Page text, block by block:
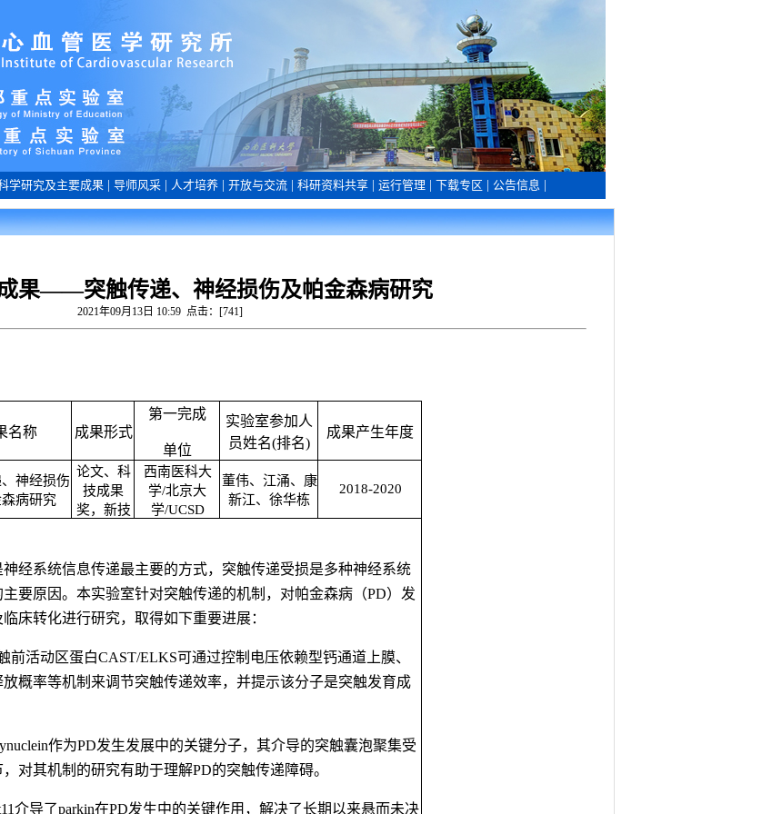
学研究及主要成果| 导师风采| 人才培养| 开放与交流| 科研资料共享| 运行管理| 下载专区 公告信息
果——突触传递、神经损伤及帕金森病研究
2021年09月13日 10:59 点击：[741]
名称 成果形式
第一完成
单位
实验室参加人
员姓名(排名)
成果产生年度
神经损伤
病研究
论文、科
技成果
奖，新技
西南医科大
学/北京大
学/UCSD
董伟、江涌、康
新江、徐华栋
2018-2020
经系统信息传递最主要的方式，突触传递受损是多种神经系统
要原因。本实验室针对突触传递的机制，对帕金森病（PD）发
床转化进行研究，取得如下重要进展：
前活动区蛋白CAST/ELKS可通过控制电压依赖型钙通道上膜、
概率等机制来调节突触传递效率，并提示该分子是突触发育成
作为PD发生发展中的关键分子，其介导的突触囊泡聚集受
对其机制的研究有助于理解PD的突触传递障碍。
介导了parkin在PD发生中的关键作用，解决了长期以来悬而未决